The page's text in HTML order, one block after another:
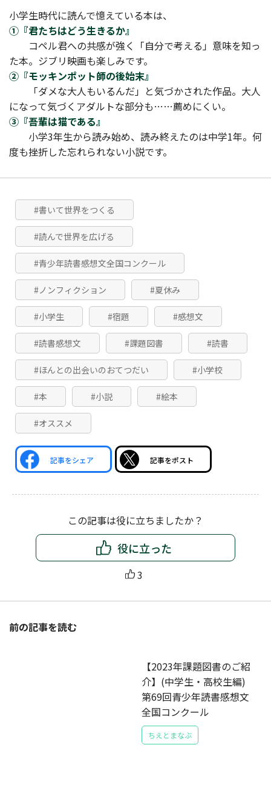
小学生時代に読んで憶えている本は、
①『君たちはどう生きるか』
コペル君への共感が強く「自分で考える」意味を知っ
た本。ジブリ映画も楽しみです。
②『モッキンポット師の後始末』
「ダメな大人もいるんだ」と気づかされた作品。大人
になって気づくアダルトな部分も……薦めにくい。
③『吾輩は猫である』
小学3年生から読み始め、読み終えたのは中学1年。何
度も挫折した忘れられない小説です。
#書いて世界をつくる
#読んで世界を広げる
#青少年読書感想文全国コンクール
#ノンフィクション #夏休み
#小学生 #宿題 #感想文
#読書感想文 #課題図書 #読書
#ほんとの出会いのおてつだい #小学校
#本 #小説 #絵本
#オススメ
記事をシェア 記事をポスト
この記事は役に立ちましたか？
役に立った
3
前の記事を読む
【2023年課題図書のご紹
介】(中学生・高校生編)
第69回青少年読書感想文
全国コンクール
ちえとまなぶ